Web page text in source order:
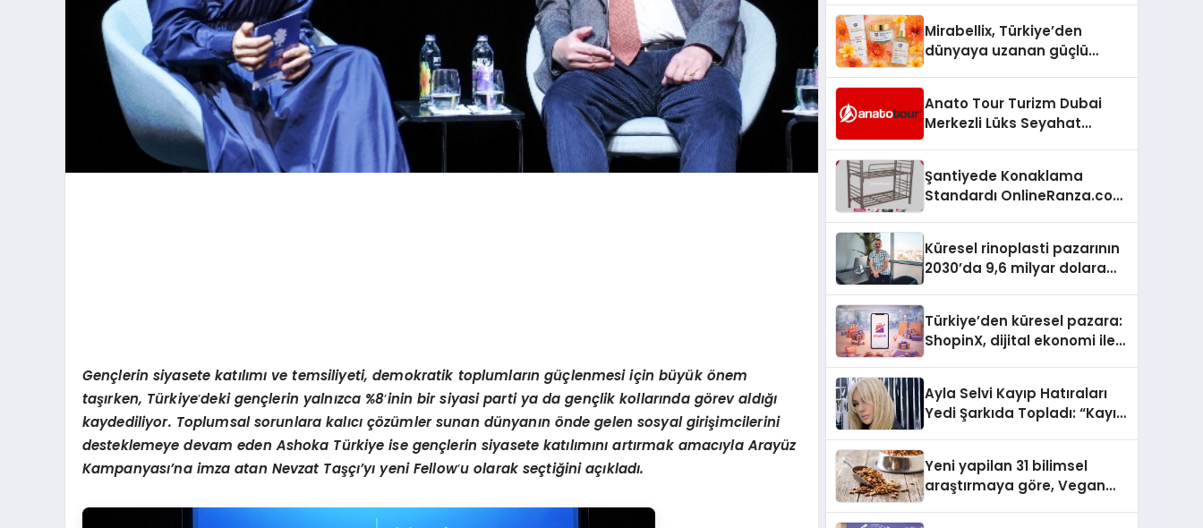
Gençlerin siyasete katılımı ve temsiliyeti, demokratik toplumların güçlenmesi için büyük önem
taşırken, Türkiye’deki gençlerin yalnızca %8’inin bir siyasi parti ya da gençlik kollarında görev aldığı
kaydediliyor. Toplumsal sorunlara kalıcı çözümler sunan dünyanın önde gelen sosyal girişimcilerini
desteklemeye devam eden Ashoka Türkiye ise gençlerin siyasete katılımını artırmak amacıyla Arayüz
Kampanyası’na imza atan Nevzat Taşçı’yı yeni Fellow’u olarak seçtiğini açıkladı.
Mirabellix, Türkiye’den
dünyaya uzanan güçlü
Anato Tour Turizm Dubai
Merkezli Lüks Seyahat
Şantiyede Konaklama
Standardı OnlineRanza.com
Küresel rinoplasti pazarının
2030’da 9,6 milyar dolara
Türkiye’den küresel pazara:
ShopinX, dijital ekonomi ile
Ayla Selvi Kayıp Hatıraları
Yedi Şarkıda Topladı: “Kayıp
Yeni yapilan 31 bilimsel
araştırmaya göre, Vegan